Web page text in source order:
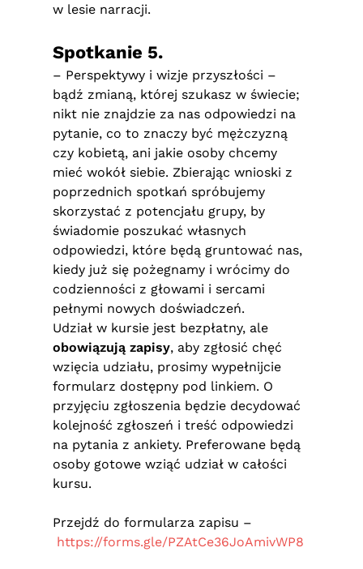
w lesie narracji.
Spotkanie 5.
– Perspektywy i wizje przyszłości –
bądź zmianą, której szukasz w świecie;
nikt nie znajdzie za nas odpowiedzi na
pytanie, co to znaczy być mężczyzną
czy kobietą, ani jakie osoby chcemy
mieć wokół siebie. Zbierając wnioski z
poprzednich spotkań spróbujemy
skorzystać z potencjału grupy, by
świadomie poszukać własnych
odpowiedzi, które będą gruntować nas,
kiedy już się pożegnamy i wrócimy do
codzienności z głowami i sercami
pełnymi nowych doświadczeń.
Udział w kursie jest bezpłatny, ale
obowiązują zapisy, aby zgłosić chęć
wzięcia udziału, prosimy wypełnijcie
formularz dostępny pod linkiem. O
przyjęciu zgłoszenia będzie decydować
kolejność zgłoszeń i treść odpowiedzi
na pytania z ankiety. Preferowane będą
osoby gotowe wziąć udział w całości
kursu.
Przejdź do formularza zapisu –
https://forms.gle/PZAtCe36JoAmivWP8